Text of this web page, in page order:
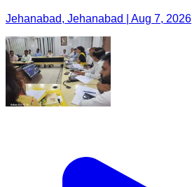
Jehanabad, Jehanabad | Aug 7, 2026